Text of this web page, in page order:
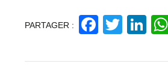
PARTAGER :